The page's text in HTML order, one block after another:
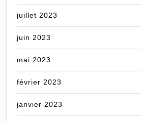
juillet 2023
juin 2023
mai 2023
février 2023
janvier 2023